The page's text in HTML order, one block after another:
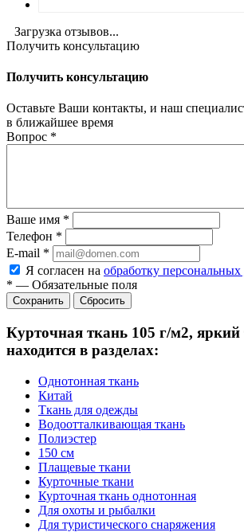
Загрузка отзывов...
Получить консультацию
Получить консультацию
Оставьте Ваши контакты, и наш
в ближайшее время
Вопрос *
Ваше имя *
Телефон *
E-mail *
Я согласен на обработку
* — Обязательные поля
Сбросить
Курточная ткань 105 г/м2, яркий
находится в разделах:
Однотонная ткань
Китай
Ткань для одежды
Водоотталкивающая ткань
Полиэстер
150 см
Плащевые ткани
Курточные ткани
Курточная ткань однотонная
Для охоты и рыбалки
Для туристического снаряжения